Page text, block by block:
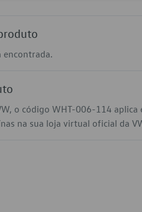
encontrada.
o código WHT-006-114 aplica
na sua loja virtual oficial da